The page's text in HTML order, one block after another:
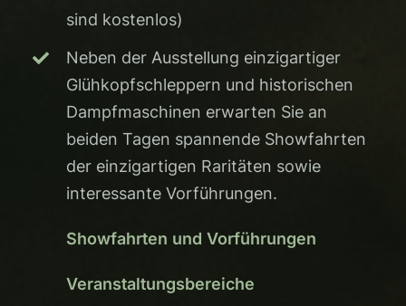
sind kostenlos)
Neben der Ausstellung einzigartiger
Glühkopfschleppern und historischen
Dampfmaschinen erwarten Sie an
beiden Tagen spannende Showfahrten
der einzigartigen Raritäten sowie
interessante Vorführungen.
Showfahrten und Vorführungen
Veranstaltungsbereiche